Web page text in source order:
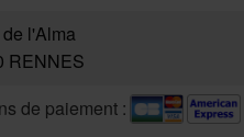
l'Alma
RENNES
de paiement :